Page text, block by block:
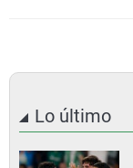
Lo último